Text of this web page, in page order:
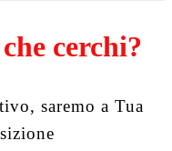
cerchi?
saremo a Tua